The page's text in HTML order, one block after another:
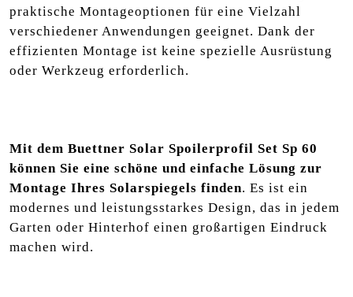
praktische Montageoptionen für eine Vielzahl
verschiedener Anwendungen geeignet. Dank der
effizienten Montage ist keine spezielle Ausrüstung
oder Werkzeug erforderlich.
Mit dem Buettner Solar Spoilerprofil Set Sp 60
können Sie eine schöne und einfache Lösung zur
Montage Ihres Solarspiegels finden. Es ist ein
modernes und leistungsstarkes Design, das in jedem
Garten oder Hinterhof einen großartigen Eindruck
machen wird.